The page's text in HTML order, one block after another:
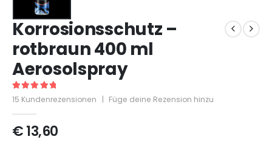
Korrosionsschutz –
rotbraun 400 ml
Aerosolspray
5out of 5
15 Kundenrezensionen | Füge deine Rezension hinzu
€13,60